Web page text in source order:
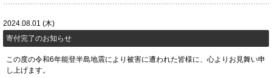
2024.08.01 (木)
寄付完了のお知らせ
この度の令和6年能登半島地震により被害に遭われた皆様に、心よりお見舞い申
し上げます。